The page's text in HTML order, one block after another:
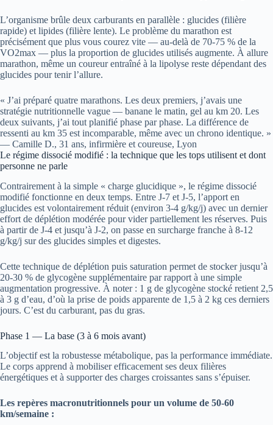
L’organisme brûle deux carburants en parallèle : glucides (filière
rapide) et lipides (filière lente). Le problème du marathon est
précisément que plus vous courez vite — au-delà de 70-75 % de la
VO2max — plus la proportion de glucides utilisés augmente. À allure
marathon, même un coureur entraîné à la lipolyse reste dépendant des
glucides pour tenir l’allure.
« J’ai préparé quatre marathons. Les deux premiers, j’avais une
stratégie nutritionnelle vague — banane le matin, gel au km 20. Les
deux suivants, j’ai tout planifié phase par phase. La différence de
ressenti au km 35 est incomparable, même avec un chrono identique. »
— Camille D., 31 ans, infirmière et coureuse, Lyon
Le régime dissocié modifié : la technique que les tops utilisent et dont
personne ne parle
Contrairement à la simple « charge glucidique », le régime dissocié
modifié fonctionne en deux temps. Entre J-7 et J-5, l’apport en
glucides est volontairement réduit (environ 3-4 g/kg/j) avec un dernier
effort de déplétion modérée pour vider partiellement les réserves. Puis
à partir de J-4 et jusqu’à J-2, on passe en surcharge franche à 8-12
g/kg/j sur des glucides simples et digestes.
Cette technique de déplétion puis saturation permet de stocker jusqu’à
20-30 % de glycogène supplémentaire par rapport à une simple
augmentation progressive. À noter : 1 g de glycogène stocké retient 2,5
à 3 g d’eau, d’où la prise de poids apparente de 1,5 à 2 kg ces derniers
jours. C’est du carburant, pas du gras.
Phase 1 — La base (3 à 6 mois avant)
L’objectif est la robustesse métabolique, pas la performance immédiate.
Le corps apprend à mobiliser efficacement ses deux filières
énergétiques et à supporter des charges croissantes sans s’épuiser.
Les repères macronutritionnels pour un volume de 50-60
km/semaine :